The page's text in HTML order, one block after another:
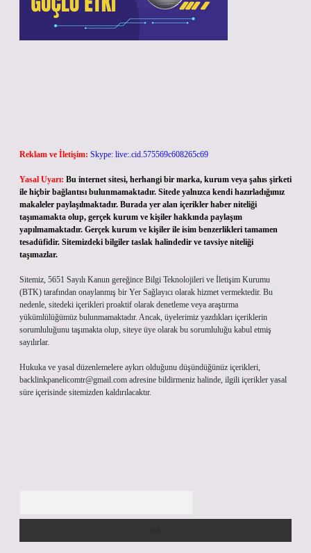
Reklam ve İletişim: Skype: live:.cid.575569c608265c69
Yasal Uyarı: Bu internet sitesi, herhangi bir marka, kurum veya şahıs şirketi
ile hiçbir bağlantısı bulunmamaktadır. Sitede yalnızca kendi hazırladığımız
makaleler paylaşılmaktadır. Burada yer alan içerikler haber niteliği
taşımamakta olup, gerçek kurum ve kişiler hakkında paylaşım
yapılmamaktadır. Gerçek kurum ve kişiler ile isim benzerlikleri tamamen
tesadüfidir. Sitemizdeki bilgiler taslak halindedir ve tavsiye niteliği
taşımazlar.
Sitemiz, 5651 Sayılı Kanun gereğince Bilgi Teknolojileri ve İletişim Kurumu
(BTK) tarafından onaylanmış bir Yer Sağlayıcı olarak hizmet vermektedir. Bu
nedenle, sitedeki içerikleri proaktif olarak denetleme veya araştırma
yükümlülüğümüz bulunmamaktadır. Ancak, üyelerimiz yazdıkları içeriklerin
sorumluluğunu taşımakta olup, siteye üye olarak bu sorumluluğu kabul etmiş
sayılırlar.
Hukuka ve yasal düzenlemelere aykırı olduğunu düşündüğünüz içerikleri,
backlinkpanelicomtr@gmail.com adresine bildirmeniz halinde, ilgili içerikler yasal
süre içerisinde sitemizden kaldırılacaktır.